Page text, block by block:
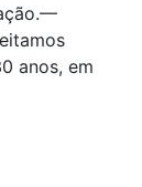
anos, em